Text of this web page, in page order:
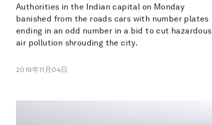
Authorities in the Indian capital on Monday
banished from the roads cars with number plates
ending in an odd number in a bid to cut hazardous
air pollution shrouding the city.
2019年11月04日